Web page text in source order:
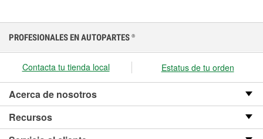
PROFESIONALES EN AUTOPARTES ®
Contacta tu tienda local Estatus de tu orden
Acerca de nosotros
Recursos